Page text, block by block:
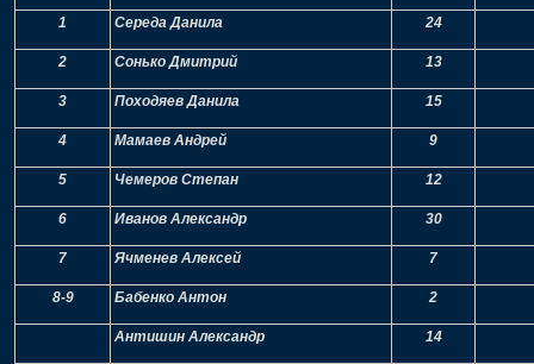
1 Середа Данила 24
2 Сонько Дмитрий 13
3 Походяев Данила 15
4 Мамаев Андрей 9
5 Чемеров Степан 12
6 Иванов Александр 30
7 Ячменев Алексей 7
8-9 Бабенко Антон 2
Антишин Александр 14